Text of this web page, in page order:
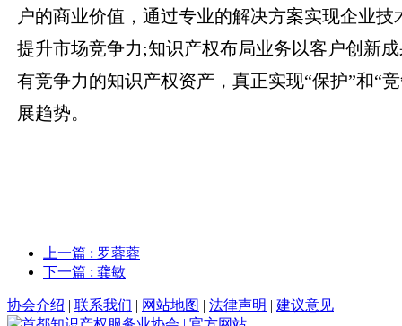
户的商业价值，通过专业的解决方案实现企业
提升市场竞争力;知识产权布局业务以客户创新
有竞争力的知识产权资产，真正实现“保护”和“
展趋势。
上一篇 : 罗蓉蓉
下一篇 : 龚敏
协会介绍 | 联系我们 | 网站地图 | 法律声明 | 建议意见